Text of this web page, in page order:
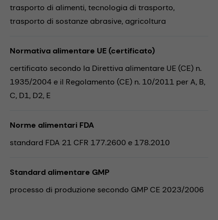
trasporto di alimenti,tecnologia di trasporto,
trasporto di sostanze abrasive, agricoltura
Normativa alimentare UE (certificato)
certificato secondo la Direttiva alimentare UE (CE) n.
1935/2004 e il Regolamento (CE) n. 10/2011 per A, B,
C, D1, D2, E
Norme alimentari FDA
standard FDA 21 CFR 177.2600 e 178.2010
Standard alimentare GMP
processo di produzione secondo GMP CE 2023/2006